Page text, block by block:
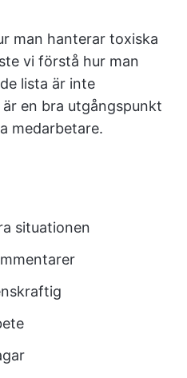
man hanterar toxiska
vi förstå hur man
lista är inte
en bra utgångspunkt
medarbetare.
situationen